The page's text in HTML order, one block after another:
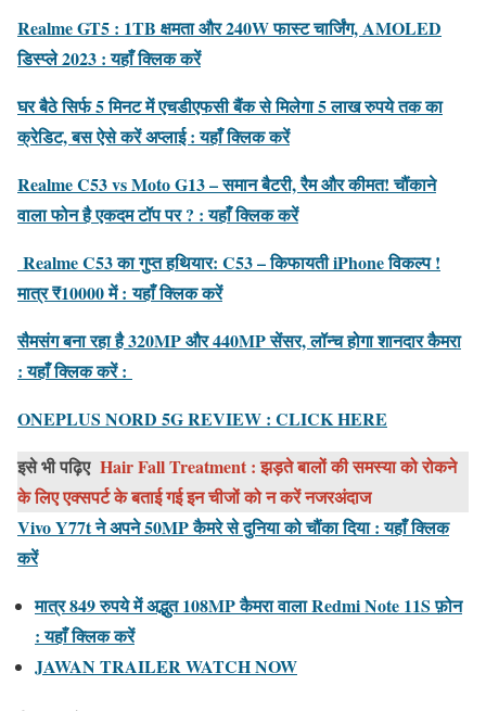
Realme GT5 : 1TB क्षमता और 240W फास्ट चार्जिंग, AMOLED
डिस्प्ले 2023 : यहाँ क्लिक करें
घर बैठे सिर्फ 5 मिनट में एचडीएफसी बैंक से मिलेगा 5 लाख रुपये तक का
क्रेडिट, बस ऐसे करें अप्लाई : यहाँ क्लिक करें
Realme C53 vs Moto G13 – समान बैटरी, रैम और कीमत! चौंकाने
वाला फोन है एकदम टॉप पर ? : यहाँ क्लिक करें
Realme C53 का गुप्त हथियार: C53 – किफायती iPhone विकल्प !
मात्र ₹10000 में :यहाँ क्लिक करें
सैमसंग बना रहा है 320MP और 440MP सेंसर, लॉन्च होगा शानदार कैमरा
: यहाँ क्लिक करें :
ONEPLUS NORD 5G REVIEW : CLICK HERE
इसे भी पढ़िए Hair Fall Treatment : झड़ते बालों की समस्या को रोकने
के लिए एक्सपर्ट के बताई गई इन चीजों को न करें नजरअंदाज
Vivo Y77t ने अपने 50MP कैमरे से दुनिया को चौंका दिया : यहाँ क्लिक
करें
मात्र 849 रुपये में अद्भुत 108MP कैमरा वाला Redmi Note 11S फ़ोन
: यहाँ क्लिक करें
JAWAN TRAILER WATCH NOW